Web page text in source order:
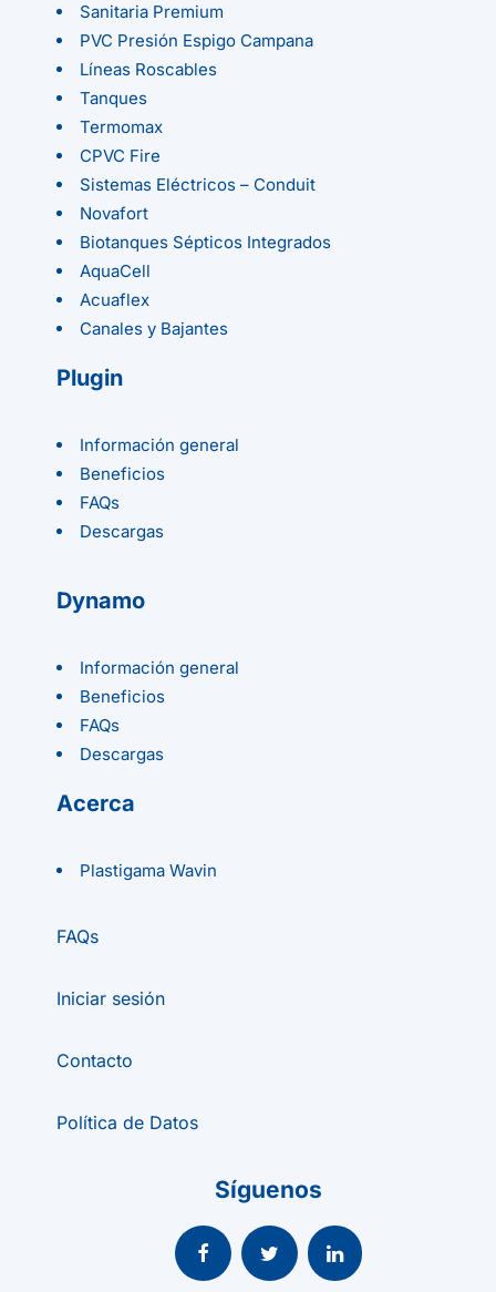
Sanitaria Premium
PVC Presión Espigo Campana
Líneas Roscables
Tanques
Termomax
CPVC Fire
Sistemas Eléctricos – Conduit
Novafort
Biotanques Sépticos Integrados
AquaCell
Acuaflex
Canales y Bajantes
Plugin
Información general
Beneficios
FAQs
Descargas
Dynamo
Información general
Beneficios
FAQs
Descargas
Acerca
Plastigama Wavin
FAQs
Iniciar sesión
Contacto
Política de Datos
Síguenos